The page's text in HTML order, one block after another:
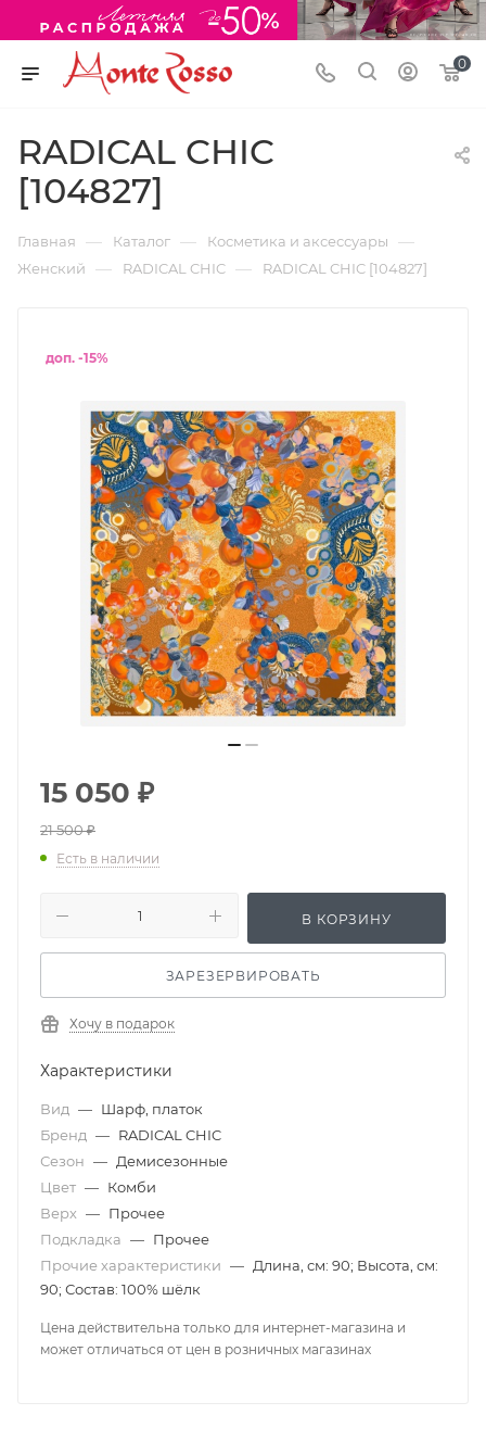
0
RADICAL CHIC
[104827]
Главная — Каталог — Косметика и аксессуары —
Женский — RADICAL CHIC — RADICAL CHIC [104827]
доп. -15%
15 050 ₽
21 500₽
Есть в наличии
В КОРЗИНУ
ЗАРЕЗЕРВИРОВАТЬ
Хочу в подарок
Характеристики
Вид — Шарф, платок
Бренд — RADICAL CHIC
Сезон — Демисезонные
Цвет — Комби
Верх — Прочее
Подкладка — Прочее
Прочие характеристики — Длина, см: 90; Высота, см:
90; Состав: 100% шёлк
Цена действительна только для интернет-магазина и
может отличаться от цен в розничных магазинах